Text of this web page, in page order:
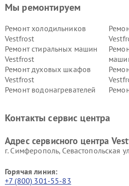
Мы ремонтируем
Ремонт холодильников
Vestfrost
Ремонт стиральных машин
Vestfrost
Ремонт духовых шкафов
Vestfrost
Ремонт водонагревателей
Vestfrost
Контакты сервис центра
Адрес сервисного центра
г. Симферополь, Севастопольская
Горячая линия:
+7 (800) 301-55-83